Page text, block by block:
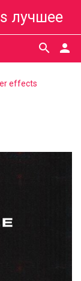
лучшее
person
search
effects